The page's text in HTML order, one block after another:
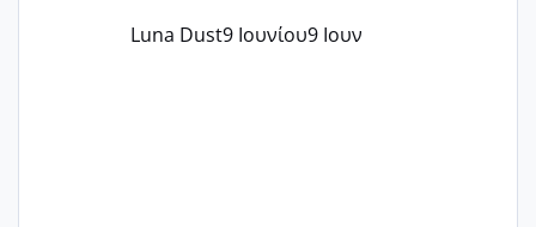
Luna Dust9 Ιουνίου9 Ιουν